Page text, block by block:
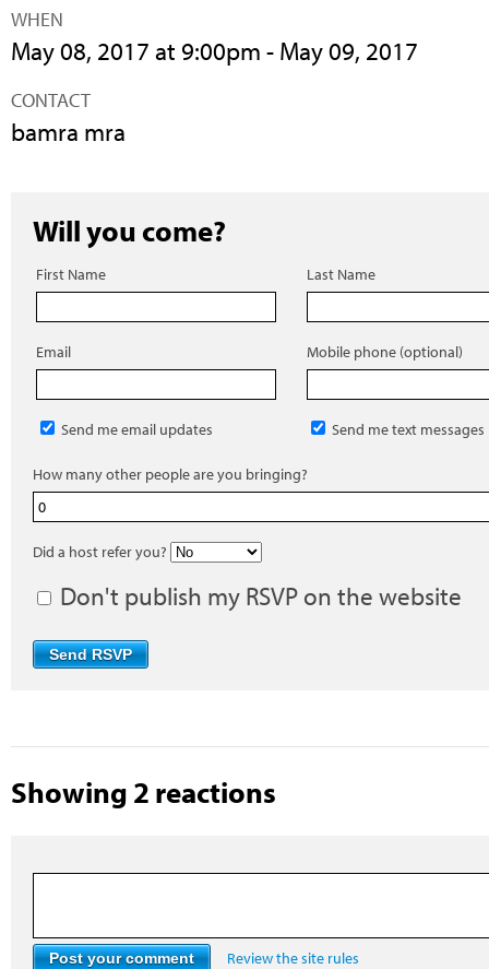
WHEN
May 08, 2017 at 9:00pm - May 09, 2017
CONTACT
bamra mra
Will you come?
First Name Last Name
Email Mobile phone (optional)
Send me email updates Send me text messages
How many other people are you bringing?
Did a host refer you?
Don't publish my RSVP on the website
Showing 2 reactions
Review the site rules